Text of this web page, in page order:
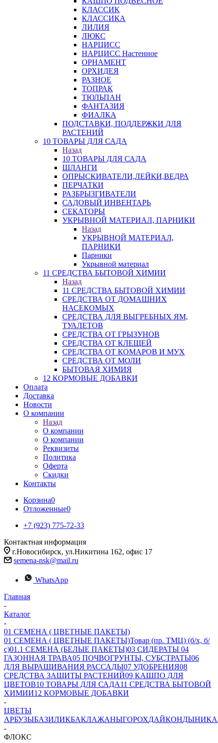
КЛАССИК
КЛАССИКА
ЛИЛИЯ
ЛЮКС
НАРЦИСС
НАРЦИСС Настенное
ОРНАМЕНТ
ОРХИДЕЯ
РАЗНОЕ
ТОПРАК
ТЮЛЬПАН
ФАНТАЗИЯ
ФИАЛКА
ПОДСТАВКИ, ПОДДЕРЖКИ ДЛЯ
РАСТЕНИЙ
10 ТОВАРЫ ДЛЯ САДА
Назад
10 ТОВАРЫ ДЛЯ САДА
ШЛАНГИ
ОПРЫСКИВАТЕЛИ,ЛЕЙКИ,ВЕДРА
ПЕРЧАТКИ
РАЗБРЫЗГИВАТЕЛИ
САДОВЫЙ ИНВЕНТАРЬ
СЕКАТОРЫ
УКРЫВНОЙ МАТЕРИАЛ, ПАРНИКИ
Назад
УКРЫВНОЙ МАТЕРИАЛ,
ПАРНИКИ
Парники
Укрывной материал
11 СРЕДСТВА БЫТОВОЙ ХИМИИ
Назад
11 СРЕДСТВА БЫТОВОЙ ХИМИИ
СРЕДСТВА ОТ ДОМАШНИХ
НАСЕКОМЫХ
СРЕДСТВА ДЛЯ ВЫГРЕБНЫХ ЯМ,
ТУАЛЕТОВ
СРЕДСТВА ОТ ГРЫЗУНОВ
СРЕДСТВА ОТ КЛЕЩЕЙ
СРЕДСТВА ОТ КОМАРОВ И МУХ
СРЕДСТВА ОТ МОЛИ
БЫТОВАЯ ХИМИЯ
12 КОРМОВЫЕ ДОБАВКИ
Оплата
Доставка
Новости
О компании
Назад
О компании
О компании
Реквизиты
Политика
Оферта
Скидки
Контакты
Корзина0
Отложенные0
+7 (923) 775-72-33
Контактная информация
г.Новосибирск, ул.Никитина 162, офис 17
semena-nsk@mail.ru
WhatsApp
Главная
-
Каталог
-
01 СЕМЕНА ( ЦВЕТНЫЕ ПАКЕТЫ)
01 СЕМЕНА ( ЦВЕТНЫЕ ПАКЕТЫ)Товар (пр. ТМЦ) (б/х, б/
с)01.1 СЕМЕНА (БЕЛЫЕ ПАКЕТЫ)03 СИДЕРАТЫ 04
ГАЗОННАЯ ТРАВА05 ПОЧВОГРУНТЫ, СУБСТРАТЫ06
ДЛЯ ВЫРАЩИВАНИЯ РАССАДЫ07 УДОБРЕНИЯ08
СРЕДСТВА ЗАЩИТЫ РАСТЕНИЙ09 КАШПО ДЛЯ
ЦВЕТОВ10 ТОВАРЫ ДЛЯ САДА11 СРЕДСТВА БЫТОВОЙ
ХИМИИ12 КОРМОВЫЕ ДОБАВКИ
-
ЦВЕТЫ
АРБУЗЫБАЗИЛИКБАКЛАЖАНЫГОРОХДАЙКОНДЫНИ
-
ФЛОКС